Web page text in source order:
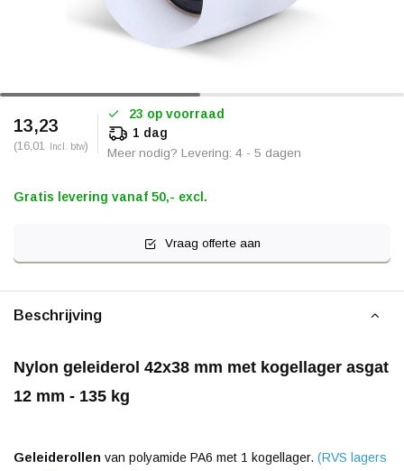
13,23
(16,01 Incl. btw)
23 op voorraad
1 dag
Meer nodig? Levering: 4 - 5 dagen
Gratis levering vanaf 50,- excl.
Vraag offerte aan
Beschrijving
Nylon geleiderol 42x38 mm met kogellager asgat
12 mm - 135 kg
Geleiderollen van polyamide PA6 met 1 kogellager. (RVS lagers